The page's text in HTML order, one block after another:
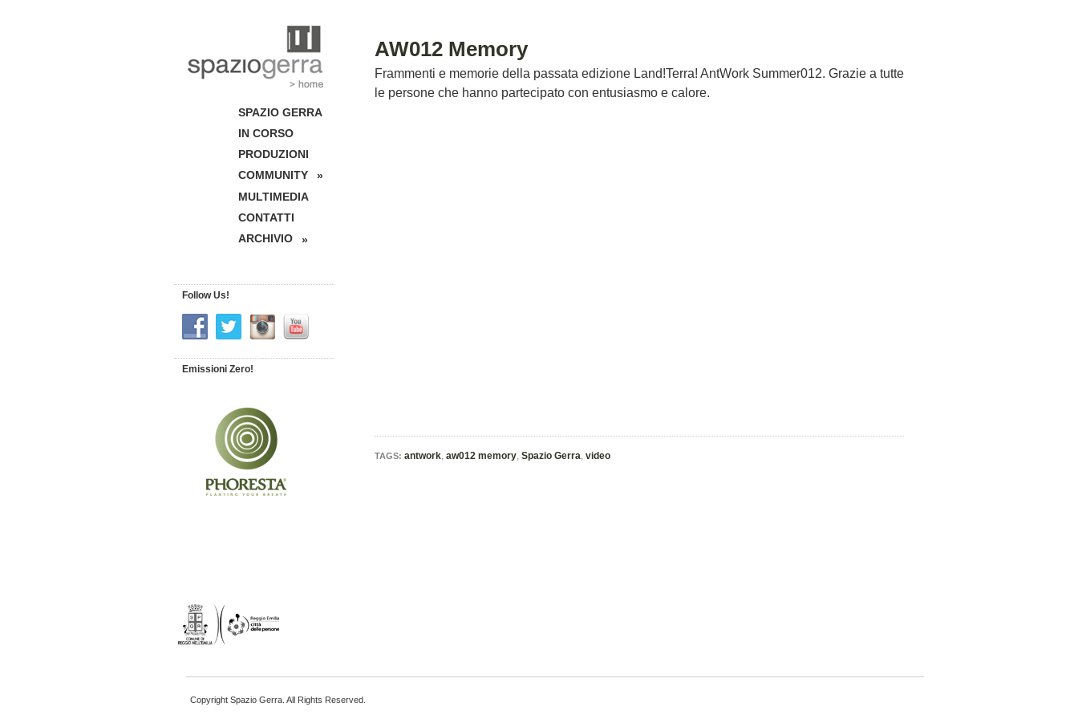
AW012 Memory
Frammenti e memorie della passata edizione Land!Terra! AntWork Summer012. Grazie a tutte
le persone che hanno partecipato con entusiasmo e calore.
TAGS: antwork, aw012 memory, Spazio Gerra, video
SPAZIO GERRA
IN CORSO
PRODUZIONI
COMMUNITY
»
MULTIMEDIA
CONTATTI
ARCHIVIO
»
Follow Us!
Emissioni Zero!
Copyright Spazio Gerra. All Rights Reserved.